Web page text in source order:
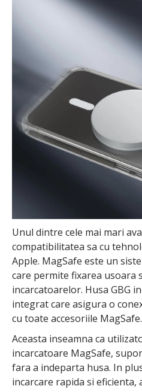
Unul dintre cele mai mari
compatibilitatea sa cu
Apple. MagSafe este un
care permite fixarea usoara
incarcatoarelor. Husa GBG
integrat care asigura o
cu toate accesoriile MagSafe.
Aceasta inseamna ca
incarcatoare MagSafe,
fara a indeparta husa. In
incarcare rapida si eficienta,